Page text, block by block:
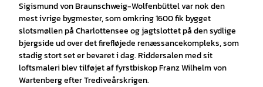
Sigismund von Braunschweig-Wolfenbüttel var nok den
mest ivrige bygmester, som omkring 1600 fik bygget
slotsmøllen på Charlottensee og jagtslottet på den sydlige
bjergside ud over det firefløjede renæssancekompleks, som
stadig stort set er bevaret i dag. Riddersalen med sit
loftsmaleri blev tilføjet af fyrstbiskop Franz Wilhelm von
Wartenberg efter Trediveårskrigen.